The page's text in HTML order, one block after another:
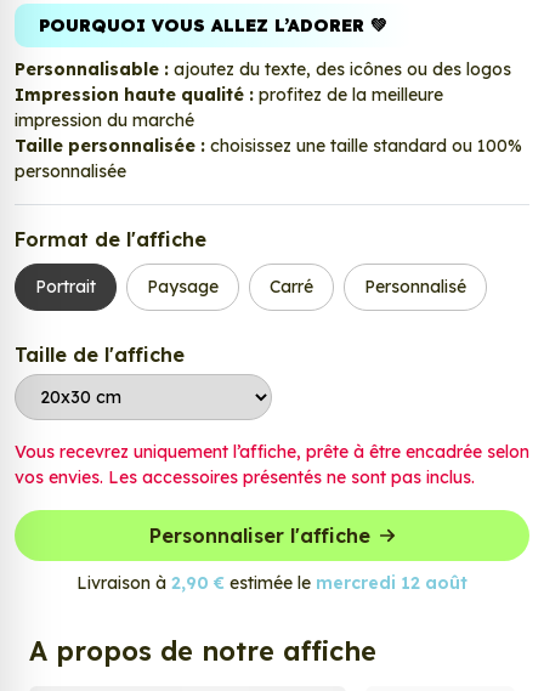
POURQUOI VOUS ALLEZ L’ADORER 💚
Personnalisable : ajoutez du texte, des icônes ou des logos
Impression haute qualité : profitez de la meilleure
impression du marché
Taille personnalisée : choisissez une taille standard ou 100%
personnalisée
Format de l'affiche
Portrait Paysage Carré Personnalisé
Taille de l'affiche
Vous recevrez uniquement l’affiche, prête à être encadrée selon
vos envies. Les accessoires présentés ne sont pas inclus.
Personnaliser l'affiche
Livraison à 2,90 € estimée le mercredi 12 août
A propos de notre affiche